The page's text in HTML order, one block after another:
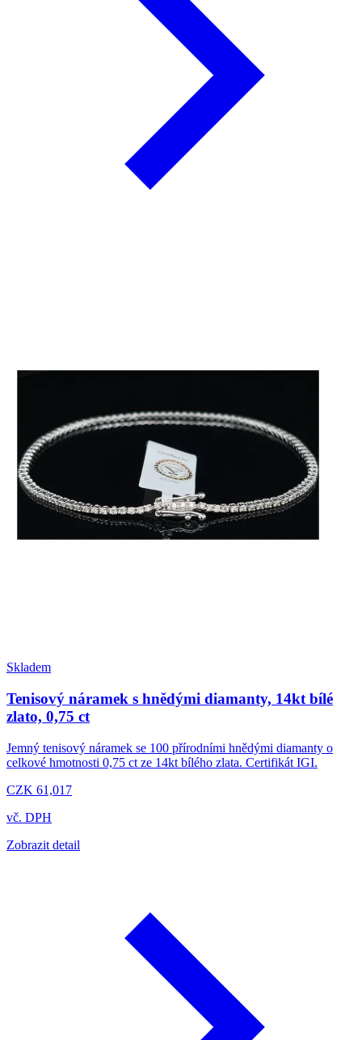
Skladem
Tenisový náramek s hnědými diamanty, 14kt bílé
zlato, 0,75 ct
Jemný tenisový náramek se 100 přírodními hnědými diamanty o
celkové hmotnosti 0,75 ct ze 14kt bílého zlata. Certifikát IGI.
CZK 61,017
vč. DPH
Zobrazit detail